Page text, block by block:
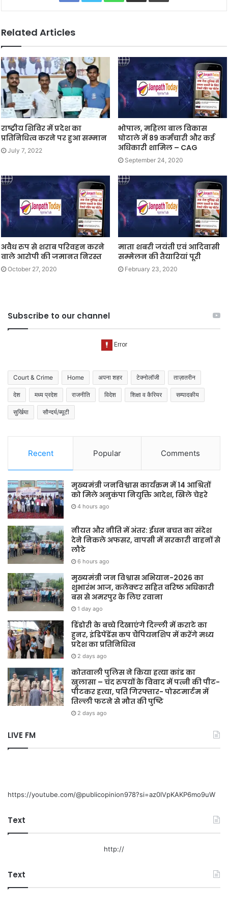
Related Articles
राष्ट्रीय शिविर में प्रदेश का
प्रतिनिधित्व करने पर हुआ सम्मान
July 7, 2022
भोपाल, महिला बाल विकास
घोटाले में 89 कर्मचारी और कई
अधिकारी शामिल – CAG
September 24, 2020
अवैध रुप से शराब परिवहन करने
वाले आरोपी की जमानत निरस्त
October 27, 2020
माता शबरी जयंती एवं आदिवासी
सम्मेलन की तैयारियां पूरी
February 23, 2020
Subscribe to our channel
Court & Crime Home अपना शहर टेक्नोलॉजी ताज़ातरीन
देश मध्य प्रदेश राजनीति विदेश शिक्षा व कैरियर सम्पादकीय
सुर्खिया सौन्दर्य/ब्यूटी
Recent Popular Comments
मुख्यमंत्री जनविश्वास कार्यक्रम में 14 आश्रितों
को मिले अनुकंपा नियुक्ति आदेश, खिले चेहरे
4 hours ago
नीयत और नीति में अंतर: ईंधन बचत का संदेश
देने निकले अफसर, वापसी में सरकारी वाहनों से
लौटे
6 hours ago
मुख्यमंत्री जन विश्वास अभियान-2026 का
शुभारंभ आज, कलेक्टर सहित वरिष्ठ अधिकारी
बस से अमरपुर के लिए रवाना
1 day ago
डिंडोरी के बच्चे दिखाएंगे दिल्ली में कराटे का
हुनर, इंडिपेंडेंस कप चैंपियनशिप में करेंगे मध्य
प्रदेश का प्रतिनिधित्व
2 days ago
कोतवाली पुलिस ने किया हत्या कांड का
खुलासा – चंद रुपयों के विवाद में पत्नी की पीट-
पीटकर हत्या, पति गिरफ्तार- पोस्टमार्टम में
तिल्ली फटने से मौत की पुष्टि
2 days ago
LIVE FM
https://youtube.com/@publicopinion978?si=az0lVpKAKP6mo9uW
Text
http://
Text